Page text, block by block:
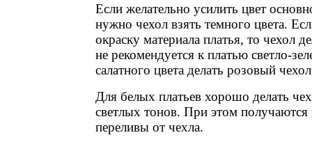
Если желательно усилить цвет
нужно чехол взять темного цвета.
окраску материала платья, то чехол
не рекомендуется к платью светло-
салатного цвета делать розовый
Для белых платьев хорошо делать
светлых тонов. При этом получаются
переливы от чехла.